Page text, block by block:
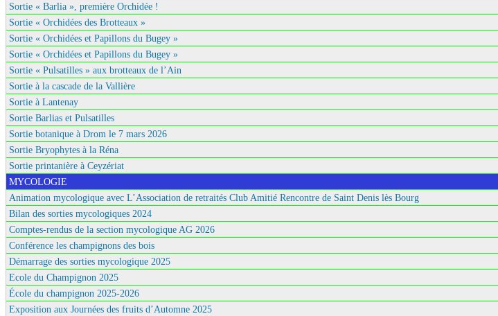
Sortie « Barlia », première Orchidée !
Sortie « Orchidées des Brotteaux »
Sortie « Orchidées et Papillons du Bugey »
Sortie « Orchidées et Papillons du Bugey »
Sortie « Pulsatilles » aux brotteaux de l’Ain
Sortie à la cascade de la Vallière
Sortie à Lantenay
Sortie Barlias et Pulsatilles
Sortie botanique à Drom le 7 mars 2026
Sortie Bryophytes à la Réna
Sortie printanière à Ceyzériat
MYCOLOGIE
Animation mycologique avec L’Association de retraités Club Amitié Rencontre de Saint Denis lès Bourg
Bilan des sorties mycologiques 2024
Comptes-rendus de la section mycologique AG 2026
Conférence les champignons des bois
Démarrage des sorties mycologique 2025
Ecole du Champignon 2025
École du champignon 2025-2026
Exposition aux Journées des fruits d’Automne 2025